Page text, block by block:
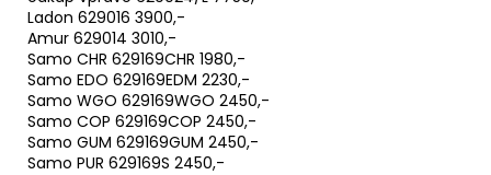
Ladon 629016 3900,-
Amur 629014 3010,-
Samo CHR 629169CHR 1980,-
Samo EDO 629169EDM 2230,-
Samo WGO 629169WGO 2450,-
Samo COP 629169COP 2450,-
Samo GUM 629169GUM 2450,-
Samo PUR 629169S 2450,-